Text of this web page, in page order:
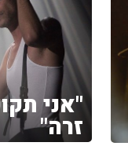
"אני
זרה"